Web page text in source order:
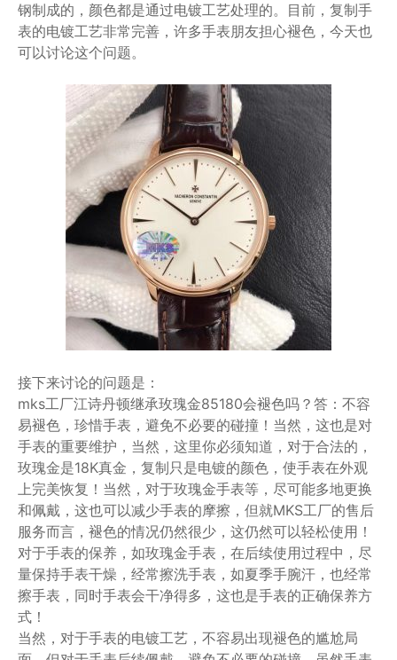
钢制成的，颜色都是通过电镀工艺处理的。目前，复制手
表的电镀工艺非常完善，许多手表朋友担心褪色，今天也
可以讨论这个问题。
接下来讨论的问题是：
mks工厂江诗丹顿继承玫瑰金85180会褪色吗？答：不容
易褪色，珍惜手表，避免不必要的碰撞！当然，这也是对
手表的重要维护，当然，这里你必须知道，对于合法的，
玫瑰金是18K真金，复制只是电镀的颜色，使手表在外观
上完美恢复！当然，对于玫瑰金手表等，尽可能多地更换
和佩戴，这也可以减少手表的摩擦，但就MKS工厂的售后
服务而言，褪色的情况仍然很少，这仍然可以轻松使用！
对于手表的保养，如玫瑰金手表，在后续使用过程中，尽
量保持手表干燥，经常擦洗手表，如夏季手腕汗，也经常
擦手表，同时手表会干净得多，这也是手表的正确保养方
式！
当然，对于手表的电镀工艺，不容易出现褪色的尴尬局